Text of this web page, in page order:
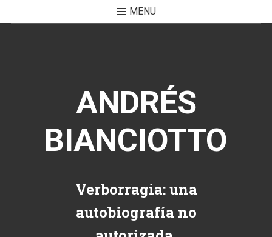
MENU
ANDRÉS
BIANCIOTTO
Verborragia: una
autobiografía no